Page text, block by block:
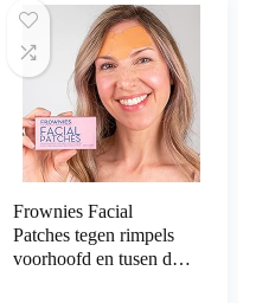
Frownies Facial
Patches tegen rimpels
voorhoofd en tusen de